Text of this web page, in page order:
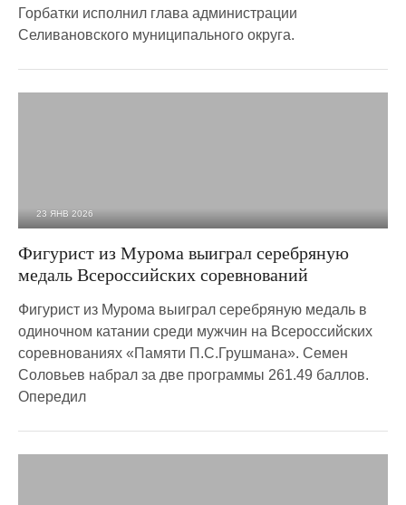
Горбатки исполнил глава администрации
Селивановского муниципального округа.
23 ЯНВ 2026
Фигурист из Мурома выиграл серебряную
медаль Всероссийских соревнований
Фигурист из Мурома выиграл серебряную медаль в
одиночном катании среди мужчин на Всероссийских
соревнованиях «Памяти П.С.Грушмана». Семен
Соловьев набрал за две программы 261.49 баллов.
Опередил